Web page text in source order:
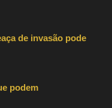
de invasão pode
podem